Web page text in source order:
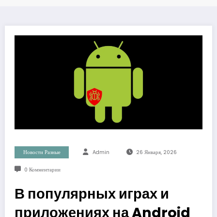
Новости Разные Admin 26 Января, 2026
0 Комментарии
В популярных играх и
приложениях на Android